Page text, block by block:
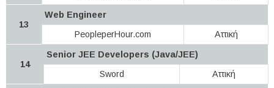
13
Web Engineer
PeopleperHour.com
Αττική
14
Senior JEE Developers (Java/JEE)
Sword
Αττική